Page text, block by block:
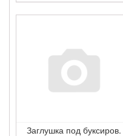
ПОДРОБНЕЕ
Заглушка под буксиров.